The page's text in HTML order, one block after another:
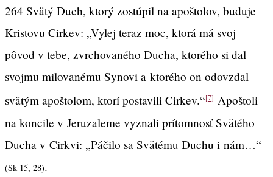
264 Svätý Duch, ktorý zostúpil na apoštolov, buduje
Kristovu Cirkev: „Vylej teraz moc, ktorá má svoj
pôvod v tebe, zvrchovaného Ducha, ktorého si dal
svojmu milovanému Synovi a ktorého on odovzdal
svätým apoštolom, ktorí postavili Cirkev.“[7] Apoštoli
na koncile v Jeruzaleme vyznali prítomnosť Svätého
Ducha v Cirkvi: „Páčilo sa Svätému Duchu i nám…“
(Sk 15, 28).